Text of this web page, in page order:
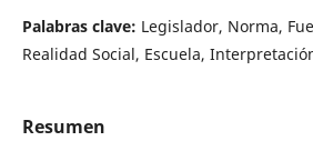
Palabras clave: Legislador, Norma,
Realidad Social, Escuela,
Resumen